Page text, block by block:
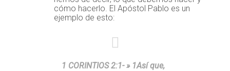
cómo hacerlo. El Apóstol Pablo es un
ejemplo de esto:
1 CORINTIOS 2:1- » 1Así que,